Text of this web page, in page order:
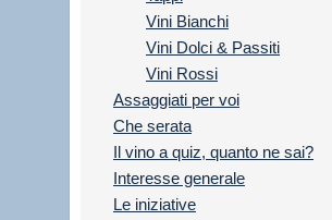
Vini Bianchi
Vini Dolci & Passiti
Vini Rossi
Assaggiati per voi
Che serata
Il vino a quiz, quanto ne sai?
Interesse generale
Le iniziative